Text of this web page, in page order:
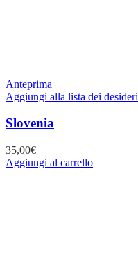
Anteprima
Aggiungi alla lista dei desideri
Slovenia
35,00€
Aggiungi al carrello